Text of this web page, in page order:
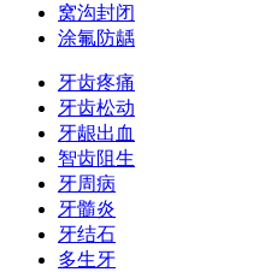
窝沟封闭
涂氟防龋
牙齿疼痛
牙齿松动
牙龈出血
智齿阻生
牙周病
牙髓炎
牙结石
多生牙